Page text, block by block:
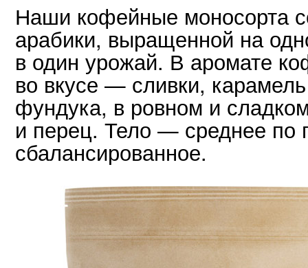
Наши кофейные моносорта
арабики, выращенной на
в один урожай. В аромате
во вкусе — сливки,
фундука, в ровном и
и перец. Тело — среднее по
сбалансированное.